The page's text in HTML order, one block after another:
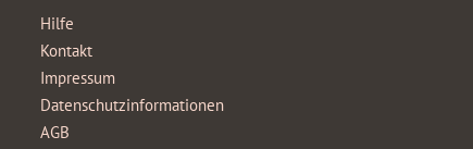
Hilfe
Kontakt
Impressum
Datenschutzinformationen
AGB